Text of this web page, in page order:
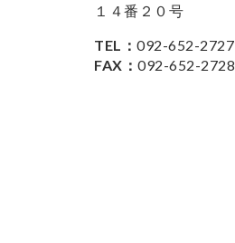
１４番２０号
TEL： 092-652-2727
FAX： 092-652-2728